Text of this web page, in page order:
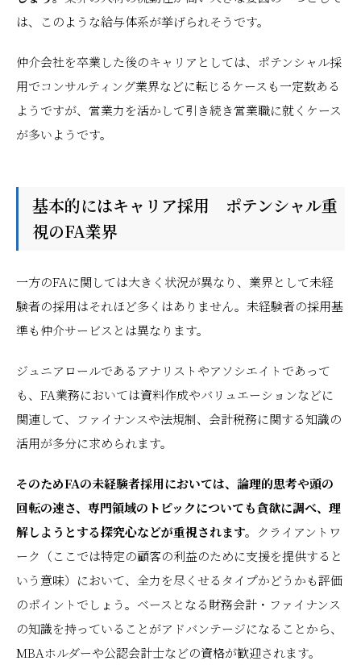
は、このような給与体系が挙げられそうです。
仲介会社を卒業した後のキャリアとしては、ポテンシャル採
用でコンサルティング業界などに転じるケースも一定数ある
ようですが、営業力を活かして引き続き営業職に就くケース
が多いようです。
基本的にはキャリア採用 ポテンシャル重
視のFA業界
一方のFAに関しては大きく状況が異なり、業界として未経
験者の採用はそれほど多くはありません。未経験者の採用基
準も仲介サービスとは異なります。
ジュニアロールであるアナリストやアソシエイトであって
も、FA業務においては資料作成やバリュエーションなどに
関連して、ファイナンスや法規制、会計税務に関する知識の
活用が多分に求められます。
そのためFAの未経験者採用においては、論理的思考や頭の
回転の速さ、専門領域のトピックについても貪欲に調べ、理
解しようとする探究心などが重視されます。 クライアントワ
ーク（ここでは特定の顧客の利益のために支援を提供すると
いう意味）において、全力を尽くせるタイプかどうかも評価
のポイントでしょう。ベースとなる財務会計・ファイナンス
の知識を持っていることがアドバンテージになることから、
MBAホルダーや公認会計士などの資格が歓迎されます。